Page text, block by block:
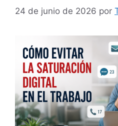
24 de junio de 2026 por